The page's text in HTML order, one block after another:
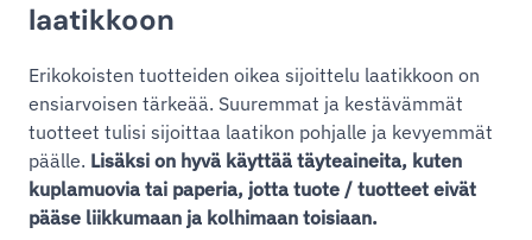
laatikkoon
Erikokoisten tuotteiden oikea sijoittelu laatikkoon on
ensiarvoisen tärkeää. Suuremmat ja kestävämmät
tuotteet tulisi sijoittaa laatikon pohjalle ja kevyemmät
päälle. Lisäksi on hyvä käyttää täyteaineita, kuten
kuplamuovia tai paperia, jotta tuote / tuotteet eivät
pääse liikkumaan ja kolhimaan toisiaan.